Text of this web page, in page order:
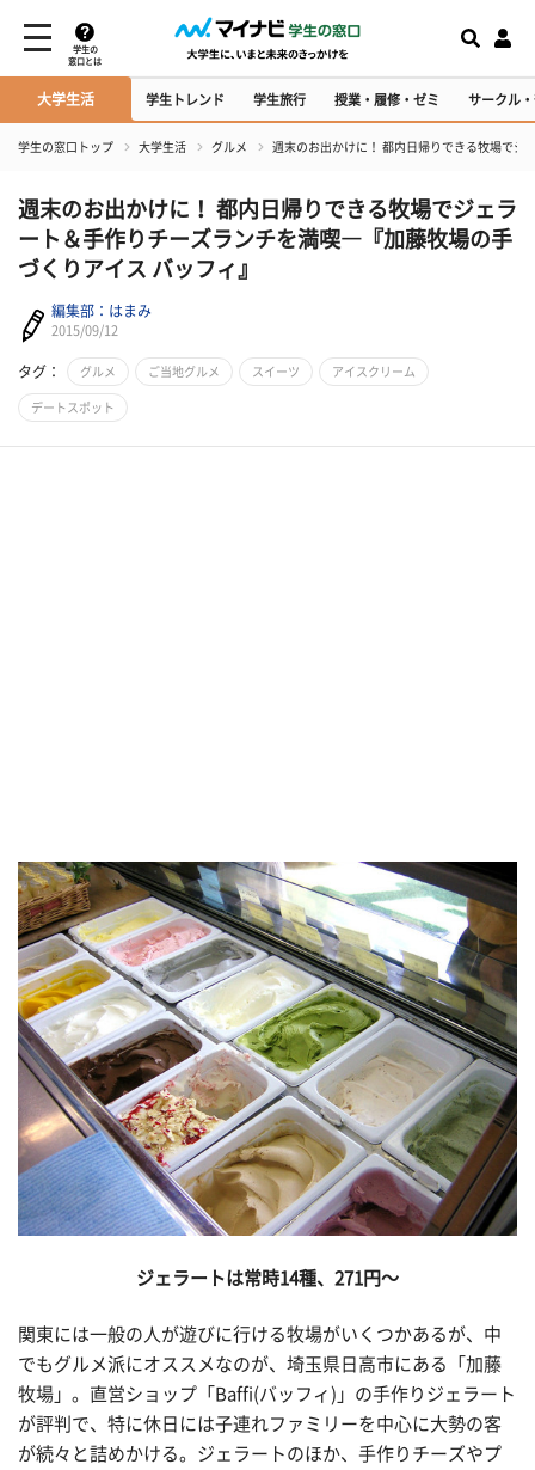
学生の
窓口とは
大学生活 学生トレンド 学生旅行 授業・履修・ゼミ サークル
学生の窓口トップ 大学生活 グルメ 週末のお出かけに！ 都内日帰りできる牧場で
週末のお出かけに！ 都内日帰りできる牧場でジェラ
ート＆手作りチーズランチを満喫―『加藤牧場の手
づくりアイス バッフィ』
編集部：はまみ
2015/09/12
タグ： グルメ ご当地グルメ スイーツ アイスクリーム
デートスポット
ジェラートは常時14種、271円～
関東には一般の人が遊びに行ける牧場がいくつかあるが、中
でもグルメ派にオススメなのが、埼玉県日高市にある「加藤
牧場」。直営ショップ「Baffi(バッフィ)」の手作りジェラート
が評判で、特に休日には子連れファミリーを中心に大勢の客
が続々と詰めかける。ジェラートのほか、手作りチーズやプ